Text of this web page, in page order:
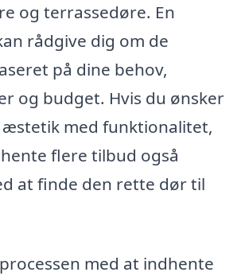
og terrassedøre. En
rådgive dig om de
på dine behov,
og budget. Hvis du ønsker
med funktionalitet,
flere tilbud også
at finde den rette dør til
med at indhente